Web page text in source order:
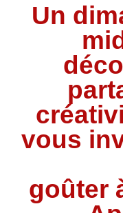
Un
vous
goûter